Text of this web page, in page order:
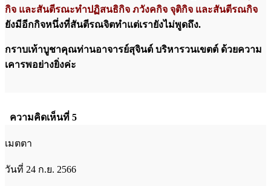
กิจ และสันตีรณะทำปฏิสนธิกิจ ภวังคกิจ จุติกิจ และสันตีรณกิจ
ยังมีอีกกิจหนึ่งที่สันตีรณจิตทำแต่เรายังไม่พูดถึง.
กราบเท้าบูชาคุณท่านอาจารย์สุจินต์ บริหารวนเขตต์ ด้วยความ
เคารพอย่างยิ่งค่ะ
ความคิดเห็นที่ 5
เมตตา
วันที่ 24 ก.ย. 2566